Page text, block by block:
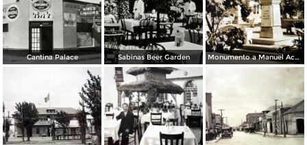
Cantina Palace Sabinas Beer Garden Monumento a Manuel Acuna.